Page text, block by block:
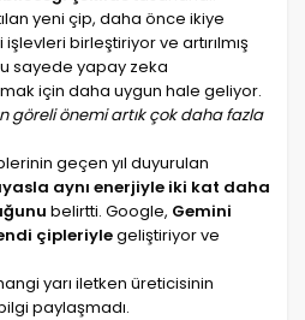
yeni çip, daha önce ikiye
birleştiriyor ve artırılmış
sayede yapay zeka
için daha uygun hale geliyor.
göreli önemi artık çok daha fazla
geçen yıl duyurulan
aynı enerjiyle iki kat daha
belirtti. Google, Gemini
çipleriylegeliştiriyor ve
yarı iletken üreticisinin
paylaşmadı.